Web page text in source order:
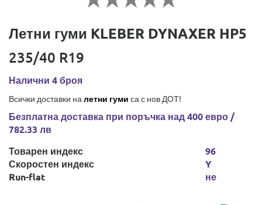
Летни гуми KLEBER DYNAXER HP5
235/40 R19
Налични 4 броя
Всички доставки на летни гуми са с нов ДОТ!
Безплатна доставка при поръчка над 400 евро /
782.33 лв
Товарен индекс
Скоростен индекс
Run-flat
96
Y
не